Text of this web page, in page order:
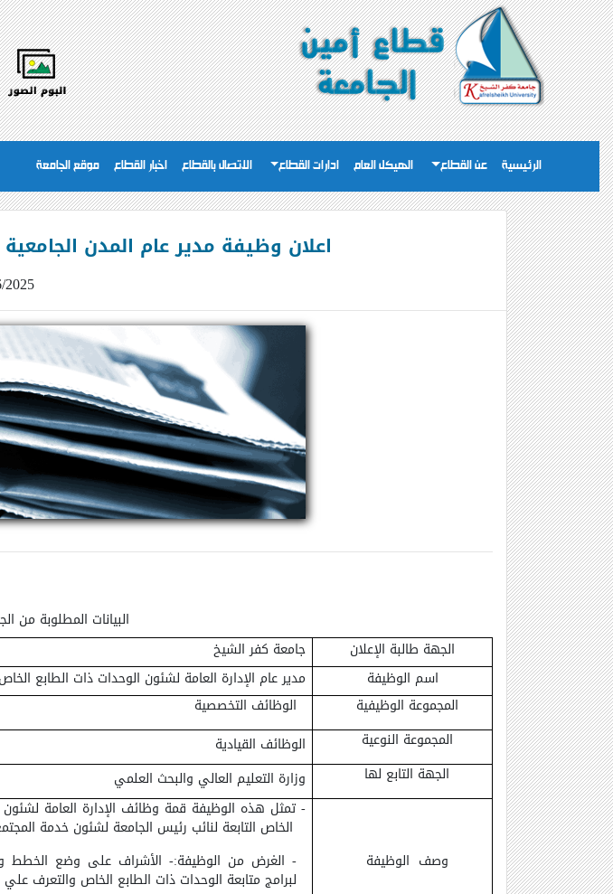
الرئيسية عن القطاع الهيكل العام ادارات القطاع الاتصال بالقطاع اخبار القطاع موقع الجامعة
اعلان وظيفة مدير عام المدن
2025
البيانات المطلوبة من
الجهة طالبة الإعلان
جامعة كفر الشيخ
اسم الوظيفة
مدير عام الإدارة العامة لشئون الوحدات ذات الطابع الخاص
المجموعة الوظيفية
الوظائف التخصصية
المجموعة النوعية
الوظائف القيادية
الجهة التابع لها
وزارة التعليم العالي والبحث العلمي
وصف الوظيفة
- تمثل هذه الوظيفة قمة وظائف الإدارة العامة لشئون
الخاص التابعة لنائب رئيس الجامعة لشئون خدمة
- الغرض من الوظيفة:- الأشراف على وضع الخطط
لبرامج متابعة الوحدات ذات الطابع الخاص والتعرف